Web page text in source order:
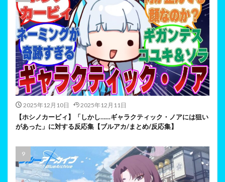
2025年12月10日 2025年12月11日
【ホシノカービィ】「しかし……ギャラクティック・ノアには狙い
があった」に対する反応集【ブルアカ/まとめ/反応集】